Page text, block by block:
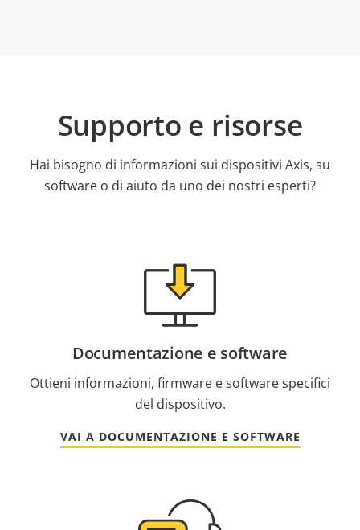
Supporto e risorse
Hai bisogno di informazioni sui dispositivi Axis, su
software o di aiuto da uno dei nostri esperti?
Documentazione e software
Ottieni informazioni, firmware e software specifici
del dispositivo.
VAI A DOCUMENTAZIONE E SOFTWARE